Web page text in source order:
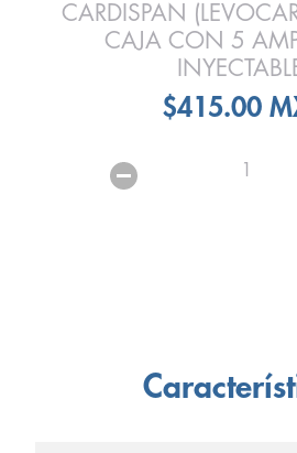
CARDISPAN
CAJA CON 5
$415.00
1